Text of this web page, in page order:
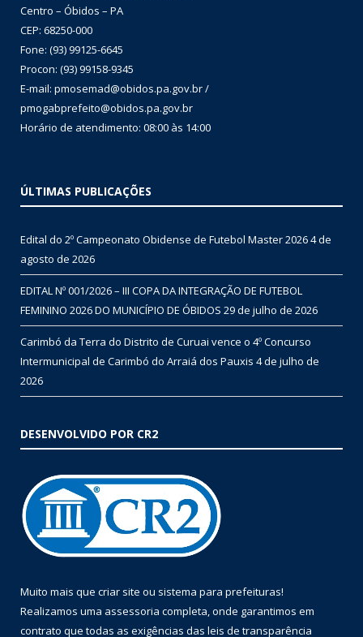
Centro – Óbidos – PA
CEP: 68250-000
Fone: (93) 99125-6645
Procon: (93) 99158-9345
E-mail: pmosemad@obidos.pa.gov.br /
pmogabprefeito@obidos.pa.gov.br
Horário de atendimento: 08:00 às 14:00
ÚLTIMAS PUBLICAÇÕES
Edital do 2º Campeonato Obidense de Futebol Master 20264 de
agosto de 2026
EDITAL Nº 001/2026 – III COPA DA INTEGRAÇÃO DE FUTEBOL
FEMININO 2026 DO MUNICÍPIO DE ÓBIDOS 29 de julho de 2026
Carimbó da Terra do Distrito de Curuai vence o 4º Concurso
Intermunicipal de Carimbó do Arraiá dos Pauxis 4 de julho de
2026
DESENVOLVIDO POR CR2
Muito mais que criar site ou sistema para prefeituras!
Realizamos uma assessoria completa, onde garantimos em
contrato que todas as exigências das leis de transparência